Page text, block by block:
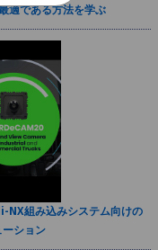
適である方法を学ぶ
組み込みシステム向けの
ーション